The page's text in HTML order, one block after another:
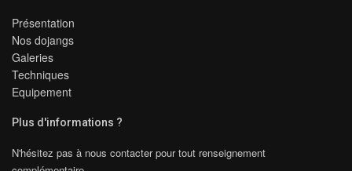
Présentation
Nos dojangs
Galeries
Techniques
Equipement
Plus d'informations ?
N'hésitez pas à nous contacter pour tout renseignement